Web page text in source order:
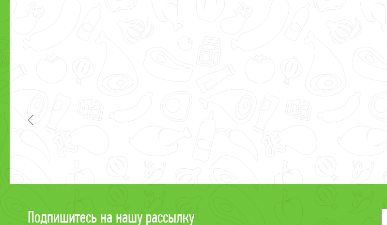
Подпишитесь на нашу рассылку